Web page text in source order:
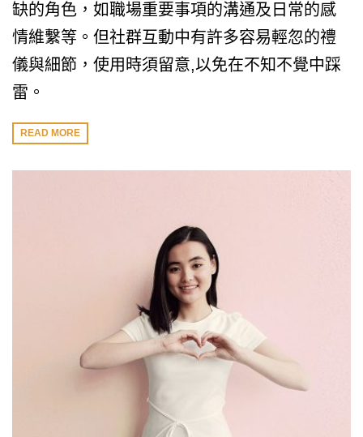
缺的角色，如職場重要事項的溝通及日常的感
情維繫等。但社群互動中有許多容易輕忽的禮
儀與細節，使用時須留意,以免在不知不覺中踩
雷。
READ MORE